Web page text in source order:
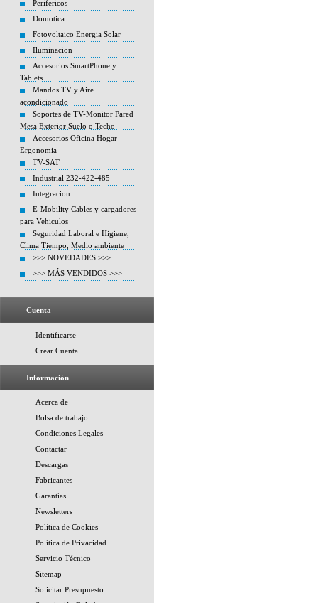
Perifericos
Domotica
Fotovoltaico Energia Solar
Iluminacion
Accesorios SmartPhone y
Tablets
Mandos TV y Aire
acondicionado
Soportes de TV-Monitor Pared
Mesa Exterior Suelo o Techo
Accesorios Oficina Hogar
Ergonomia
TV-SAT
Industrial 232-422-485
Integracion
E-Mobility Cables y cargadores
para Vehiculos
Seguridad Laboral e Higiene,
Clima Tiempo, Medio ambiente
>>> NOVEDADES >>>
>>> MÁS VENDIDOS >>>
Cuenta
Identificarse
Crear Cuenta
Información
Acerca de
Bolsa de trabajo
Condiciones Legales
Contactar
Descargas
Fabricantes
Garantías
Newsletters
Política de Cookies
Política de Privacidad
Servicio Técnico
Sitemap
Solicitar Presupuesto